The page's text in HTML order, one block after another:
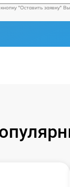
"Оставить заявку"